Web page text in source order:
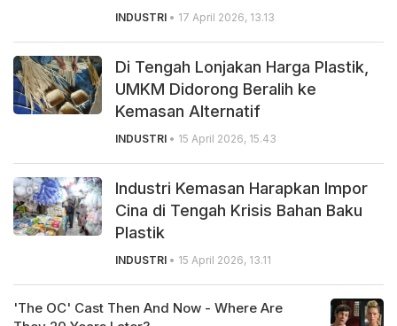
INDUSTRI • 17 April 2026, 13.13
Di Tengah Lonjakan Harga Plastik,
UMKM Didorong Beralih ke
Kemasan Alternatif
INDUSTRI • 15 April 2026, 15.43
Industri Kemasan Harapkan Impor
Cina di Tengah Krisis Bahan Baku
Plastik
INDUSTRI • 15 April 2026, 13.11